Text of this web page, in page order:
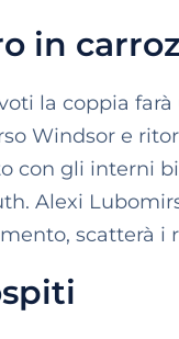
in
la coppia
Windsor e
con gli interni
Alexi
scatterà i